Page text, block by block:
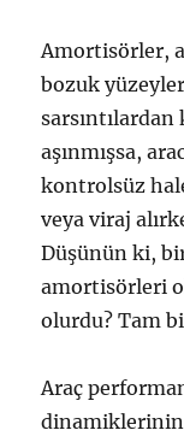
Amortisörler,
bozuk
aşınmışsa,
kontrolsüz
veya viraj
Düşünün ki,
amortisörleri
olurdu? Tam
Araç
dinamiklerinin